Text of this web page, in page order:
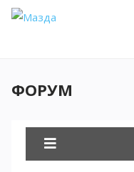
ФОРУМ